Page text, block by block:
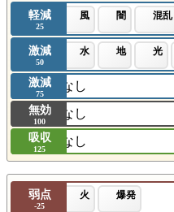
軽減
25
風 闇 混乱
激減
50
水 地 光
激減
75
なし
無効
100
なし
吸収
125
なし
弱点
-25
火 爆発